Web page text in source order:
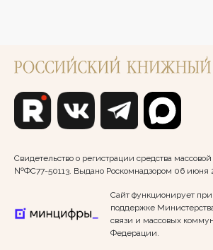
Свидетельство о регистрации средства
№ФС77-50113. Выдано Роскомнадзором 06 июня
Сайт функционирует
поддержке
связи и массовых
Федерации.